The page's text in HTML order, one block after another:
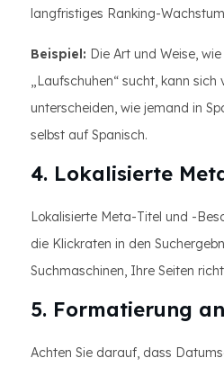
langfristiges Ranking-
Beispiel: Die Art und Weise,
„Laufschuhen“ sucht, kann sich
unterscheiden, wie jemand in
selbst auf Spanisch.
4. Lokalisierte
Lokalisierte Meta-Titel und -
die Klickraten in den
Suchmaschinen, Ihre Seiten
5. Formatierung
Achten Sie darauf, dass